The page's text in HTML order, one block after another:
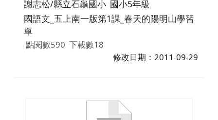
謝志松/縣立石龜國小 國小5年級
國語文_五上南一版第1課_春天的陽明山學習
單
點閱數590 下載數18
修改日期：2011-09-29